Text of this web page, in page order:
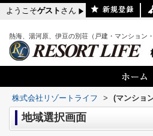
ようこそゲスト さん
熱海、湯河原、伊豆の別荘（戸建・マンション
株式会社リゾートライフ > (マンショ
地域選択画面